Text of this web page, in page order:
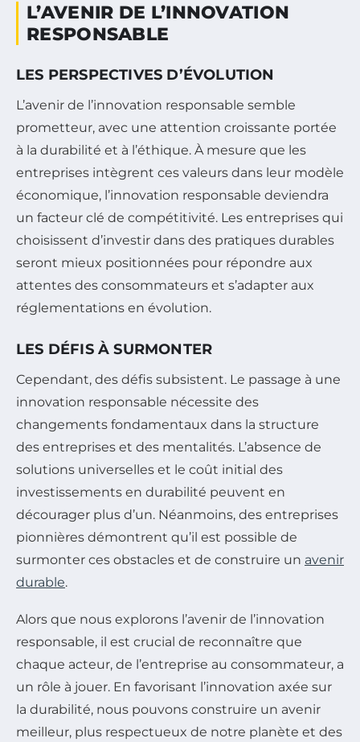
L’AVENIR DE L’INNOVATION
RESPONSABLE
LES PERSPECTIVES D’ÉVOLUTION
L’avenir de l’innovation responsable semble
prometteur, avec une attention croissante portée
à la durabilité et à l’éthique. À mesure que les
entreprises intègrent ces valeurs dans leur modèle
économique, l’innovation responsable deviendra
un facteur clé de compétitivité. Les entreprises qui
choisissent d’investir dans des pratiques durables
seront mieux positionnées pour répondre aux
attentes des consommateurs et s’adapter aux
réglementations en évolution.
LES DÉFIS À SURMONTER
Cependant, des défis subsistent. Le passage à une
innovation responsable nécessite des
changements fondamentaux dans la structure
des entreprises et des mentalités. L’absence de
solutions universelles et le coût initial des
investissements en durabilité peuvent en
décourager plus d’un. Néanmoins, des entreprises
pionnières démontrent qu’il est possible de
surmonter ces obstacles et de construire un avenir
durable.
Alors que nous explorons l’avenir de l’innovation
responsable, il est crucial de reconnaître que
chaque acteur, de l’entreprise au consommateur, a
un rôle à jouer. En favorisant l’innovation axée sur
la durabilité, nous pouvons construire un avenir
meilleur, plus respectueux de notre planète et des